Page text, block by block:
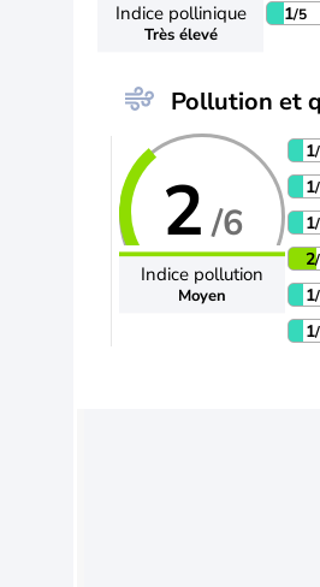
Indice pollinique
Très élevé
1/5
Pollution et
2 /6
Indice pollution
Moyen
1
1
1
2
1
1